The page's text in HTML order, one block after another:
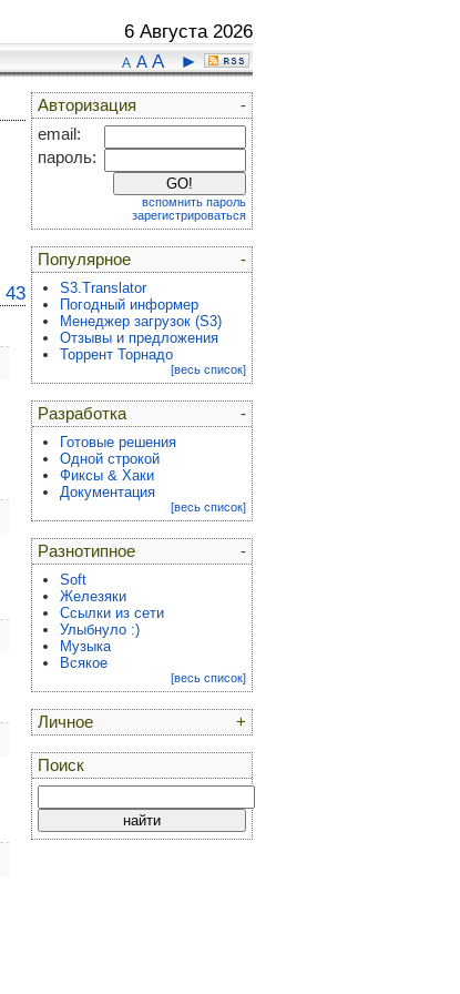
6 Августа 2026
A A A ►
43
-
Авторизация
email:
пароль:
вспомнить пароль
зарегистрироваться
-
Популярное
S3.Translator
Погодный информер
Менеджер загрузок (S3)
Отзывы и предложения
Торрент Торнадо
[весь список]
-
Разработка
Готовые решения
Одной строкой
Фиксы & Хаки
Документация
[весь список]
-
Разнотипное
Soft
Железяки
Ссылки из сети
Улыбнуло :)
Музыка
Всякое
[весь список]
+
Личное
Поиск